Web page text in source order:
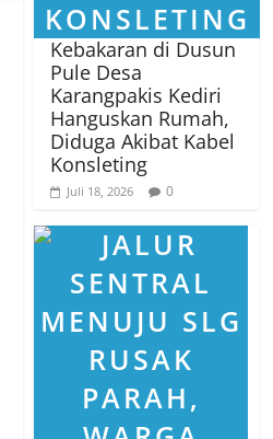
Kebakaran di Dusun
Pule Desa
Karangpakis Kediri
Hanguskan Rumah,
Diduga Akibat Kabel
Konsleting
Juli 18, 2026 0